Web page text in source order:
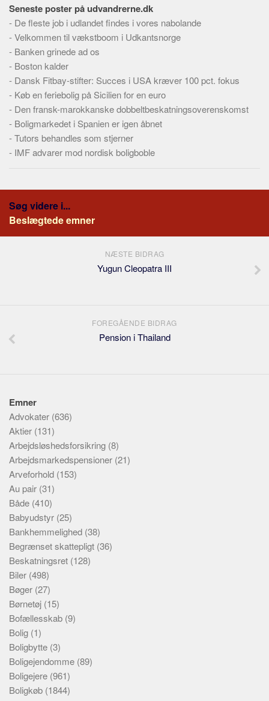
Seneste poster på udvandrerne.dk
- De fleste job i udlandet findes i vores nabolande
-Velkommen til vækstboom i Udkantsnorge
- Banken grinede ad os
- Boston kalder
- Dansk Fitbay-stifter: Succes i USA kræver 100 pct. fokus
- Køb en feriebolig på Sicilien for en euro
- Den fransk-marokkanske dobbeltbeskatningsoverenskomst
- Boligmarkedet i Spanien er igen åbnet
-Tutors behandles som stjerner
- IMF advarer mod nordisk boligboble
Søg videre i...
Beslægtede emner
NÆSTE BIDRAG
Yugun Cleopatra III
FOREGÅENDE BIDRAG
Pension i Thailand
Emner
Advokater (636)
Aktier (131)
Arbejdsløshedsforsikring (8)
Arbejdsmarkedspensioner (21)
Arveforhold (153)
Au pair (31)
Både (410)
Babyudstyr (25)
Bankhemmelighed (38)
Begrænset skattepligt (36)
Beskatningsret (128)
Biler (498)
Bøger (27)
Børnetøj (15)
Bofællesskab (9)
Bolig (1)
Boligbytte (3)
Boligejendomme (89)
Boligejere (961)
Boligkøb (1844)